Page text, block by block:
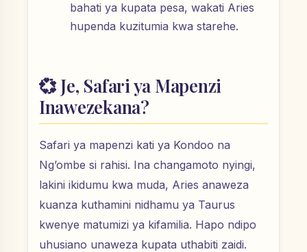
bahati ya kupata pesa, wakati Aries
hupenda kuzitumia kwa starehe.
💞 Je, Safari ya Mapenzi
Inawezekana?
Safari ya mapenzi kati ya Kondoo na
Ng’ombe si rahisi. Ina changamoto nyingi,
lakini ikidumu kwa muda, Aries anaweza
kuanza kuthamini nidhamu ya Taurus
kwenye matumizi ya kifamilia. Hapo ndipo
uhusiano unaweza kupata uthabiti zaidi.